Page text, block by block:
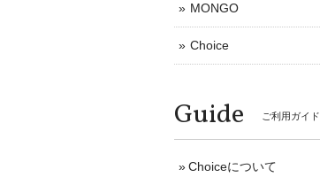
MONGO
Choice
Guide ご利用ガイド
Choiceについて